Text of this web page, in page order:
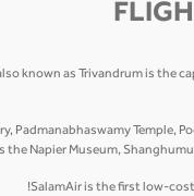
known as Trivandrum is the
Padmanabhaswamy Temple,
the Napier Museum,
SalamAir is the first low-